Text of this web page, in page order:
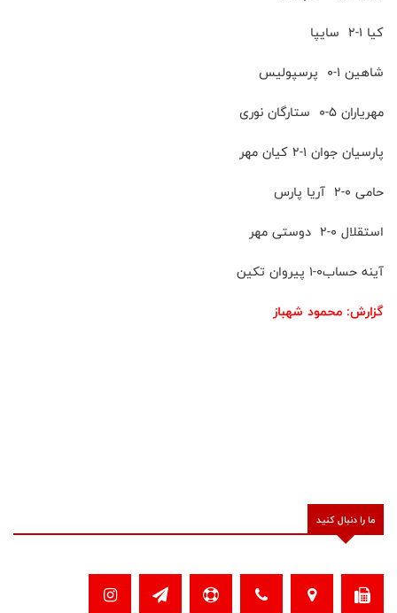
کیا 1-2 سایپا
شاهین 1-0 پرسپولیس
مهریاران 5-0 ستارگان نوری
پارسیان جوان 1-2 کیان مهر
حامی 0-2 آریا پارس
استقلال 0-2 دوستی مهر
آینه حساب0-1 پیروان تکین
گزارش: محمود شهباز
ما را دنبال کنید